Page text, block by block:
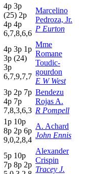
4p 3p
(25) 2p
4p 4p
6,7,8,6,6
Marcelino
Pedroza, Jr.
P Eurton
4p 3p 1p
3p (24)
3p
6,7,9,7,7
Mme
Romane
Toudic-
gourdon
E W West
3p 2p 7p
4p 7p
7,8,3,6,3
Bendezu
Rojas A.
R Pompell
1p 10p
8p 2p 6p
9,0,2,8,4
A. Achard
John Ennis
5p 10p
7p 8p 2p
Alexander
Crispin
Tracey J.